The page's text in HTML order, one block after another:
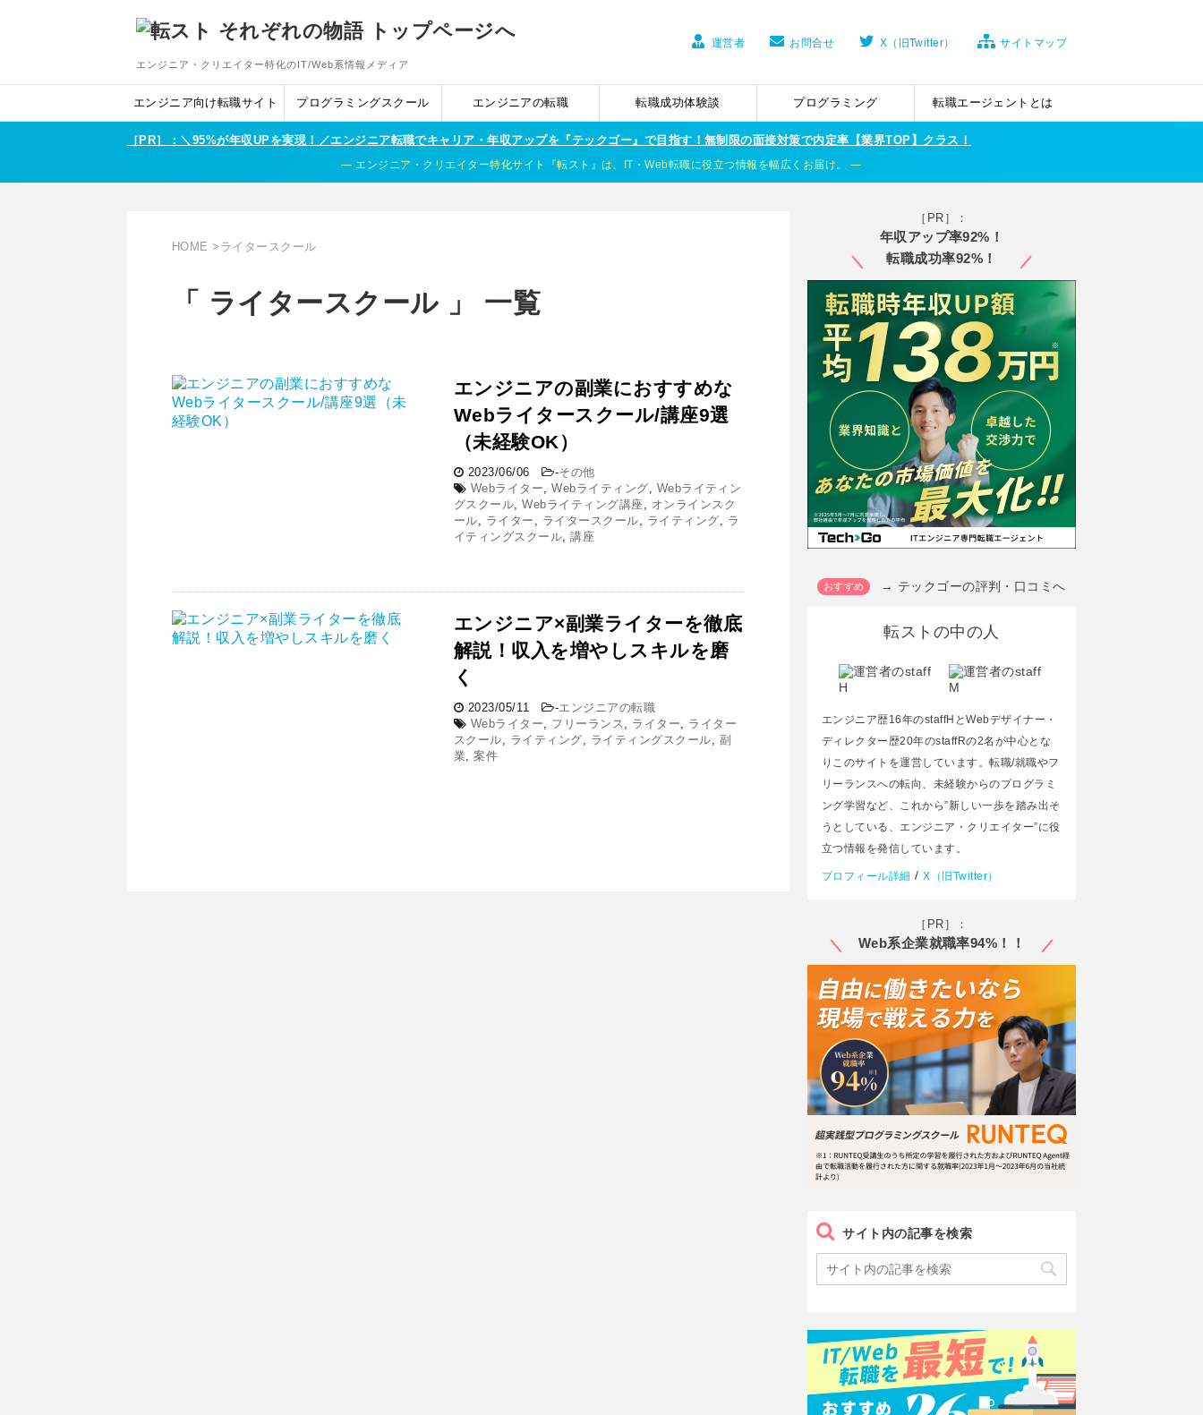
エンジニア・クリエイター特化のIT/Web系情報メディア
運営者 お問合せ X（旧Twitter） サイトマップ
エンジニア向け転職サイト プログラミングスクール エンジニアの転職 転職成功体験談 プログラミング 転職エージェントとは
［PR］：＼95%が年収UPを実現！／エンジニア転職でキャリア・年収アップを『テックゴー』で目指す！無制限の面接対策で内定率【業界TOP】クラス！
エンジニア・クリエイター特化サイト『転スト』は、IT・Web転職に役立つ情報を幅広くお届け。
HOME > ライタースクール
「 ライタースクール 」 一覧
エンジニアの副業におすすめな
Webライタースクール/講座9選
（未経験OK）
2023/06/06 -その他
Webライター,Webライティング, Webライティン
グスクール,Webライティング講座 , オンラインスク
ール, ライター , ライタースクール, ライティング, ラ
イティングスクール,講座
エンジニア×副業ライターを徹底
解説！収入を増やしスキルを磨
く
2023/05/11 -エンジニアの転職
Webライター, フリーランス , ライター, ライター
スクール, ライティング, ライティングスクール, 副
業,案件
［PR］：
年収アップ率92%！
転職成功率92%！
→ テックゴーの評判・口コミへ
転ストの中の人
エンジニア歴16年のstaffHとWebデザイナー・
ディレクター歴20年のstaffRの2名が中心とな
りこのサイトを運営しています。転職/就職やフ
リーランスへの転向、未経験からのプログラミ
ング学習など、これから”新しい一歩を踏み出そ
うとしている、エンジニア・クリエイター”に役
立つ情報を発信しています。
プロフィール詳細 /X（旧Twitter）
［PR］：
Web系企業就職率94%！！
サイト内の記事を検索